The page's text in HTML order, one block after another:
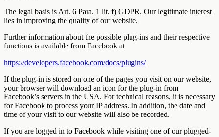
The legal basis is Art. 6 Para. 1 lit. f) GDPR. Our legitimate interest
lies in improving the quality of our website.
Further information about the possible plug-ins and their respective
functions is available from Facebook at
https://developers.facebook.com/docs/plugins/
If the plug-in is stored on one of the pages you visit on our website,
your browser will download an icon for the plug-in from
Facebook’s servers in the USA. For technical reasons, it is necessary
for Facebook to process your IP address. In addition, the date and
time of your visit to our website will also be recorded.
If you are logged in to Facebook while visiting one of our plugged-